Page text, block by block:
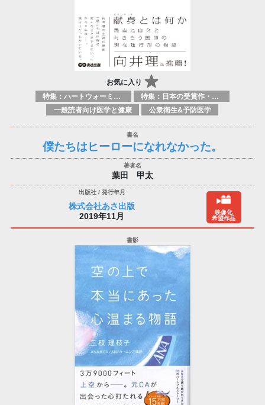
お気に入り
特集：ハートウォーミング
特集：日本の受賞作・ノミネート作品特集
一般読者向け医学と健康
公衆衛生&予防医学
僕たちはヒーローになれなかった。
葉田 甲太
株式会社あさ出版
2019年11月
映像化
希望作品